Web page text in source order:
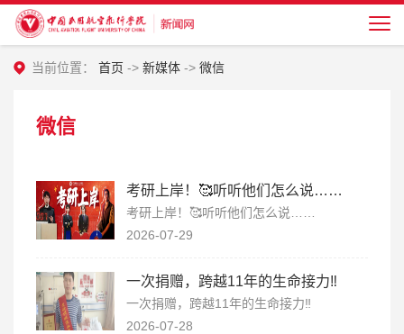
当前位置： 首页 -> 新媒体 -> 微信
微信
考研上岸！🥰听听他们怎么说……
考研上岸！🥰听听他们怎么说……
2026-07-29
一次捐赠，跨越11年的生命接力‼️
一次捐赠，跨越11年的生命接力‼️
2026-07-28